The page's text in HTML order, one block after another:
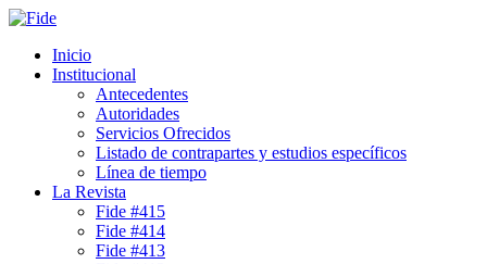
Inicio
Institucional
Antecedentes
Autoridades
Servicios Ofrecidos
Listado de contrapartes y estudios específicos
Línea de tiempo
La Revista
Fide #415
Fide #414
Fide #413